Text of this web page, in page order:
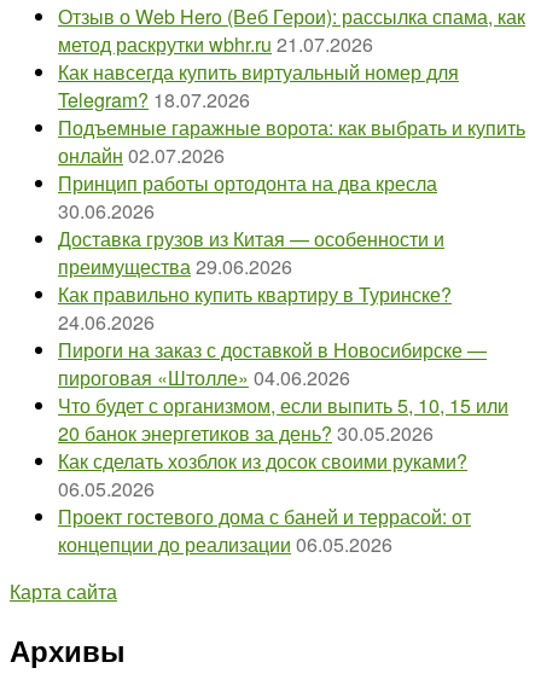
Отзыв о Web Hero (Веб Герои): рассылка спама, как
метод раскрутки wbhr.ru 21.07.2026
Как навсегда купить виртуальный номер для
Telegram? 18.07.2026
Подъемные гаражные ворота: как выбрать и купить
онлайн 02.07.2026
Принцип работы ортодонта на два кресла
30.06.2026
Доставка грузов из Китая — особенности и
преимущества29.06.2026
Как правильно купить квартиру в Туринске?
24.06.2026
Пироги на заказ с доставкой в Новосибирске —
пироговая «Штолле» 04.06.2026
Что будет с организмом, если выпить 5, 10, 15 или
20 банок энергетиков за день? 30.05.2026
Как сделать хозблок из досок своими руками?
06.05.2026
Проект гостевого дома с баней и террасой: от
концепции до реализации 06.05.2026
Карта сайта
Архивы